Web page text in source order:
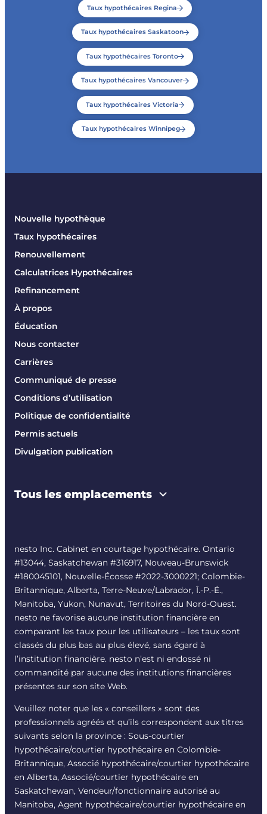
Taux hypothécaires Regina
Taux hypothécaires Saskatoon
Taux hypothécaires Toronto
Taux hypothécaires Vancouver
Taux hypothécaires Victoria
Taux hypothécaires Winnipeg
Nouvelle hypothèque
Taux hypothécaires
Renouvellement
Calculatrices Hypothécaires
Refinancement
À propos
Éducation
Nous contacter
Carrières
Communiqué de presse
Conditions d’utilisation
Politique de confidentialité
Permis actuels
Divulgation publication
Tous les emplacements
nesto Inc. Cabinet en courtage hypothécaire. Ontario
#13044, Saskatchewan #316917, Nouveau-Brunswick
#180045101, Nouvelle-Écosse #2022-3000221; Colombie-
Britannique, Alberta, Terre-Neuve/Labrador, Î.-P.-É.,
Manitoba, Yukon, Nunavut, Territoires du Nord-Ouest.
nesto ne favorise aucune institution financière en
comparant les taux pour les utilisateurs – les taux sont
classés du plus bas au plus élevé, sans égard à
l’institution financière. nesto n’est ni endossé ni
commandité par aucune des institutions financières
présentes sur son site Web.
Veuillez noter que les « conseillers » sont des
professionnels agréés et qu’ils correspondent aux titres
suivants selon la province : Sous-courtier
hypothécaire/courtier hypothécaire en Colombie-
Britannique, Associé hypothécaire/courtier hypothécaire
en Alberta, Associé/courtier hypothécaire en
Saskatchewan, Vendeur/fonctionnaire autorisé au
Manitoba, Agent hypothécaire/courtier hypothécaire en